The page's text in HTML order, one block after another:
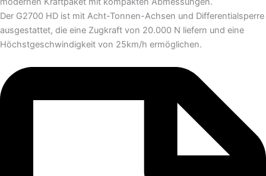
Der G2700 HD ist mit Acht-Tonnen-Achsen und Differentialsperre
ausgestattet, die eine Zugkraft von 20.000 N liefern und eine
Höchstgeschwindigkeit von 25km/h ermöglichen.